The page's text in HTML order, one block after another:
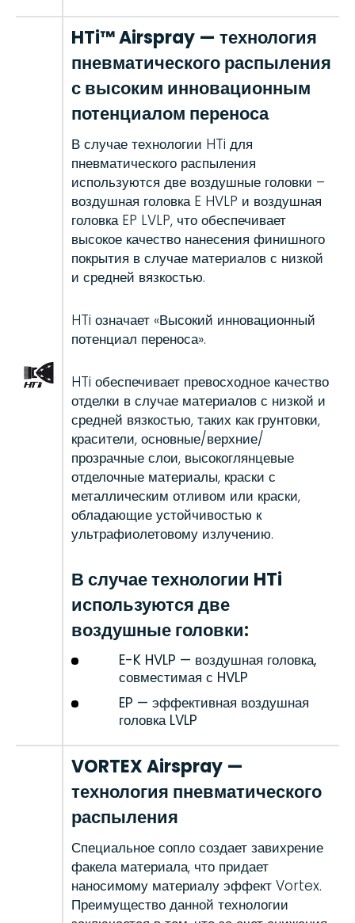
HTi™ Airspray — технология
пневматического распыления
с высоким инновационным
потенциалом переноса
В случае технологии HTi для
пневматического распыления
используются две воздушные головки –
воздушная головка E HVLP и воздушная
головка EP LVLP, что обеспечивает
высокое качество нанесения финишного
покрытия в случае материалов с низкой
и средней вязкостью.
HTi означает «Высокий инновационный
потенциал переноса».
HTi обеспечивает превосходное качество
отделки в случае материалов с низкой и
средней вязкостью, таких как грунтовки,
красители, основные/верхние/
прозрачные слои, высокоглянцевые
отделочные материалы, краски с
металлическим отливом или краски,
обладающие устойчивостью к
ультрафиолетовому излучению.
В случае технологии HTi
используются две
воздушные головки:
E-K HVLP — воздушная головка,
совместимая с HVLP
EP — эффективная воздушная
головка LVLP
VORTEX Airspray —
технология пневматического
распыления
Специальное сопло создает завихрение
факела материала, что придает
наносимому материалу эффект Vortex.
Преимущество данной технологии